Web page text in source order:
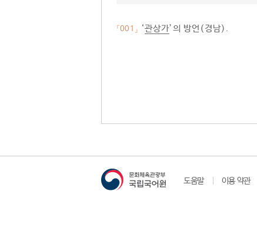
「001」 ‘관상가’의 방언(경남).
도움말 이용 약관